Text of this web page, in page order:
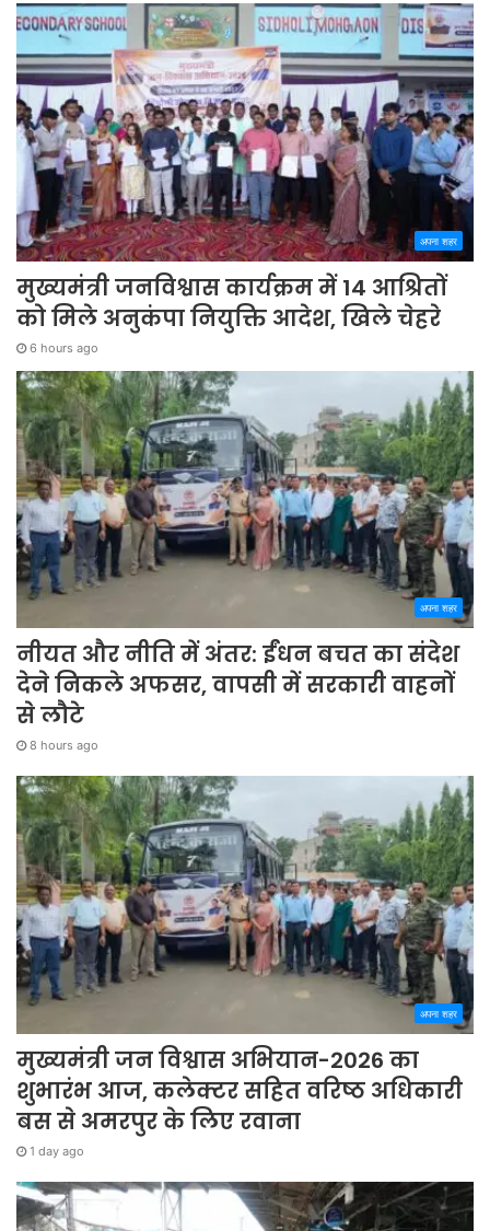
अपना शहर
मुख्यमंत्री जनविश्वास कार्यक्रम में 14 आश्रितों
को मिले अनुकंपा नियुक्ति आदेश, खिले चेहरे
6 hours ago
अपना शहर
नीयत और नीति में अंतर: ईंधन बचत का संदेश
देने निकले अफसर, वापसी में सरकारी वाहनों
से लौटे
8 hours ago
अपना शहर
मुख्यमंत्री जन विश्वास अभियान-2026 का
शुभारंभ आज, कलेक्टर सहित वरिष्ठ अधिकारी
बस से अमरपुर के लिए रवाना
1 day ago